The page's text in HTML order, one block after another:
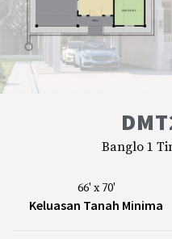
Banglo 1
66' x 70'
Keluasan Tanah Minima